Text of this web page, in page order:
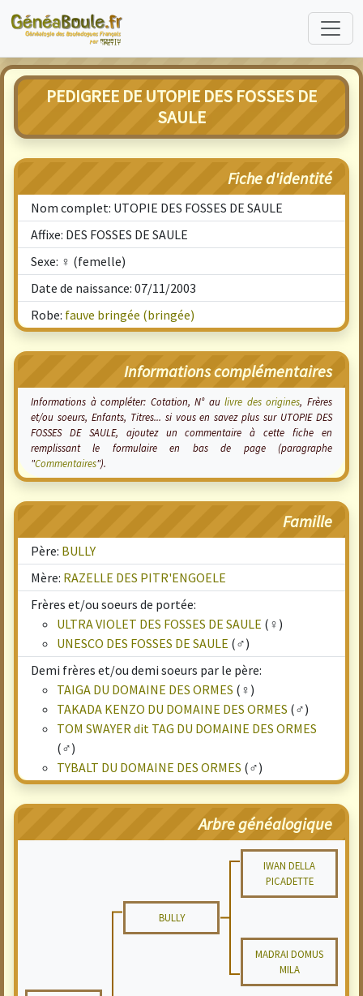
PEDIGREE DE UTOPIE DES FOSSES DE
SAULE
Fiche d'identité
Nom complet: UTOPIE DES FOSSES DE SAULE
Affixe: DES FOSSES DE SAULE
Sexe: ♀ (femelle)
Date de naissance: 07/11/2003
Robe: fauve bringée (bringée)
Informations complémentaires
Informations à compléter: Cotation, N° aulivre des origines, Frères
et/ou soeurs, Enfants, Titres... si vous en savez plus sur UTOPIE DES
FOSSES DE SAULE, ajoutez un commentaire à cette fiche en
remplissant le formulaire en bas de page (paragraphe
"Commentaires").
Famille
Père: BULLY
Mère: RAZELLE DES PITR'ENGOELE
Frères et/ou soeurs de portée:
ULTRA VIOLET DES FOSSES DE SAULE (♀)
UNESCO DES FOSSES DE SAULE (♂)
Demi frères et/ou demi soeurs par le père:
TAIGA DU DOMAINE DES ORMES (♀)
TAKADA KENZO DU DOMAINE DES ORMES (♂)
TOM SWAYER dit TAG DU DOMAINE DES ORMES
(♂)
TYBALT DU DOMAINE DES ORMES (♂)
Arbre généalogique
IWAN DELLA
PICADETTE
BULLY
MADRAI DOMUS
MILA